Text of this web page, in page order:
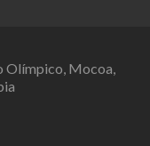
Olímpico, Mocoa,